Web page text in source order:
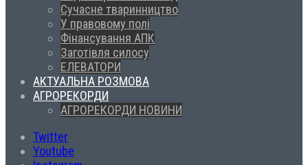
Сучасне тваринництво
У правовому полі
Фінансування АПК
Заготівля силосу
ЕЛЕВАТОРИ
АКТУАЛЬНА РОЗМОВА
АГРОРЕКОРДИ
АГРОРЕКОРДИ НОВИНИ
Twitter
Youtube